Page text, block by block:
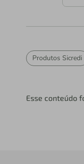
Produtos Sicredi
Esse conteúdo